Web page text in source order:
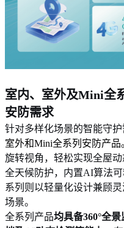
室内、室外及Mini全
安防需求
针对多样化场景的智能守护
室外和Mini全系列安防产品
旋转视角，轻松实现全屋
全天候防护，内置AI算法
系列则以轻量化设计兼顾
场景。
全系列产品均具备360°全